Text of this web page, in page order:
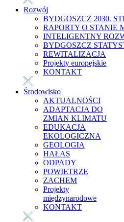
Rozwój
BYDGOSZCZ 2030.
RAPORTY O STANIE
INTELIGENTNY
BYDGOSZCZ
REWITALIZACJA
Projekty europejskie
KONTAKT
Środowisko
AKTUALNOŚCI
ADAPTACJA DO
ZMIAN KLIMATU
EDUKACJA
EKOLOGICZNA
GEOLOGIA
HAŁAS
ODPADY
POWIETRZE
ZACHEM
Projekty
międzynarodowe
KONTAKT